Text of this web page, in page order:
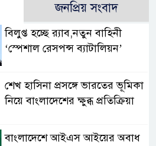
জনপ্রিয় সংবাদ
বিলুপ্ত হচ্ছে র‍্যাব,নতুন বাহিনী
‘স্পেশাল রেসপন্স ব্যাটালিয়ন’
শেখ হাসিনা প্রসঙ্গে ভারতের ভূমিকা
নিয়ে বাংলাদেশের ক্ষুব্ধ প্রতিক্রিয়া
বাংলাদেশে আইএস আইয়ের অবাধ